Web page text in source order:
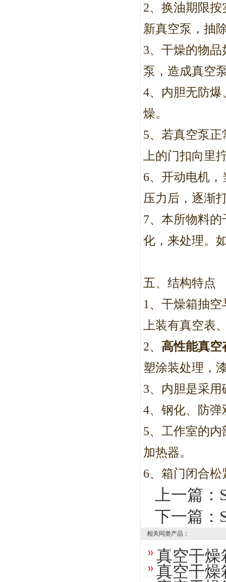
2、换油期限
新真空泵，抽
3、干燥的物
泵，造成真空
4、内胆无防
燥。
5、若真空泵
上的门扣向里
6、开动电机
压力后，逐渐
7、本所物料
化，来处理。
五、结构特点
1 、干燥箱抽
上装有真空表
2、 高性能真空
塑涂装处理，
3、内胆是采
4、钢化、防
5、工作室的
加热器。
6、箱门闭合
上一篇：
下一篇：
相关同类产品：
真空干燥
真空干燥